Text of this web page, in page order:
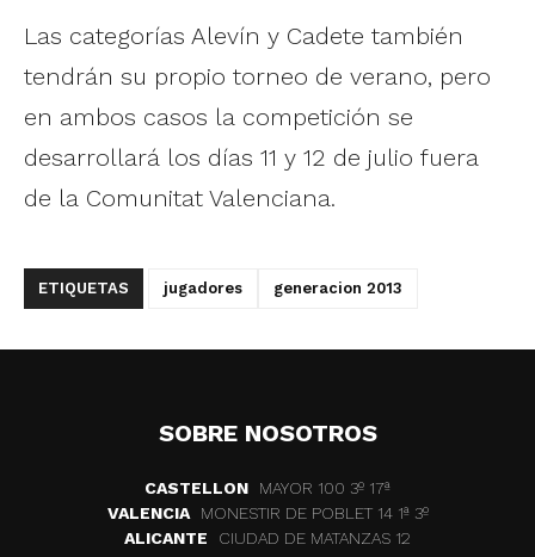
Las categorías Alevín y Cadete también
tendrán su propio torneo de verano, pero
en ambos casos la competición se
desarrollará los días 11 y 12 de julio fuera
de la Comunitat Valenciana.
ETIQUETAS jugadores generacion 2013
SOBRE NOSOTROS
CASTELLON
MAYOR 100 3º 17ª
VALENCIA
MONESTIR DE POBLET 14 1ª 3º
ALICANTE
CIUDAD DE MATANZAS 12